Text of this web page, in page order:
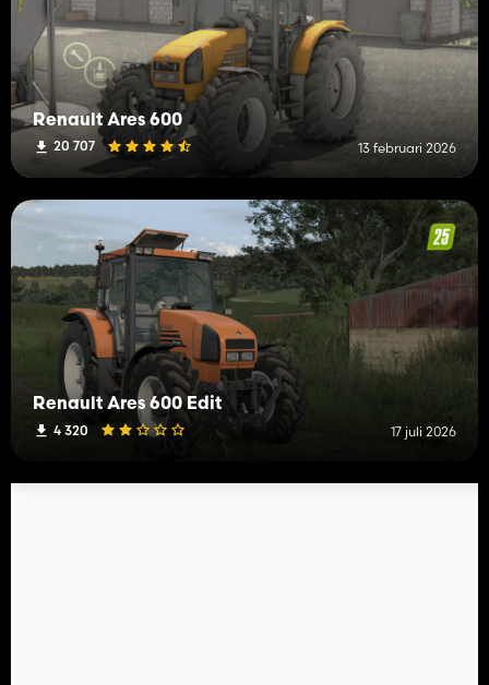
Renault Ares 600
20 707 13 februari 2026
Renault Ares 600 Edit
4 320 17 juli 2026